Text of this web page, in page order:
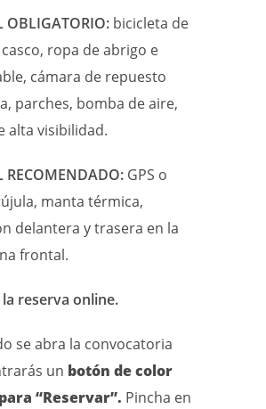
OBLIGATORIO: bicicleta de
ropa de abrigo e
cámara de repuesto
parches, bomba de aire,
alta visibilidad.
RECOMENDADO: GPS o
manta térmica,
delantera y trasera en la
frontal.
reserva online.
se abra la convocatoria
un botón de color
“Reservar”. Pincha en